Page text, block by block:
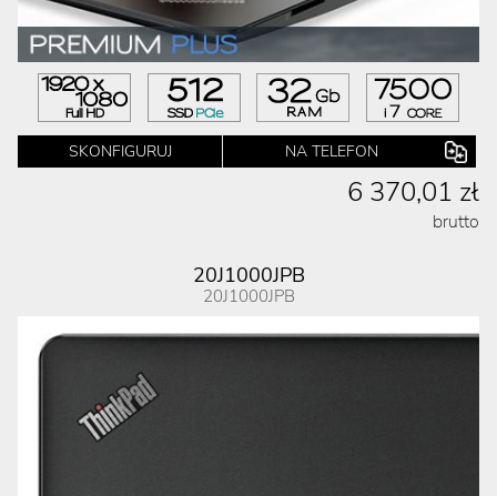
SKONFIGURUJ NA TELEFON
6 370,01 zł
brutto
20J1000JPB
20J1000JPB